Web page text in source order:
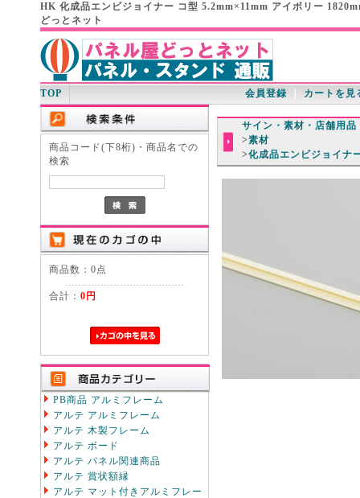
HK 化成品エンビジョイナー コ型 5.2mm×11mm アイボリー
どっとネット
TOP 会員登録 カートを見
商品コード(下8桁)・商品名での
検索
商品数：0点
合計： 0円
PB商品 アルミフレーム
アルテ アルミフレーム
アルテ 木製フレーム
アルテ ボード
アルテ パネル関連商品
アルテ 賞状額縁
アルテ マット付きアルミフレー
サイン・素材・店舗用品
>素材
>化成品エンビジョイナ